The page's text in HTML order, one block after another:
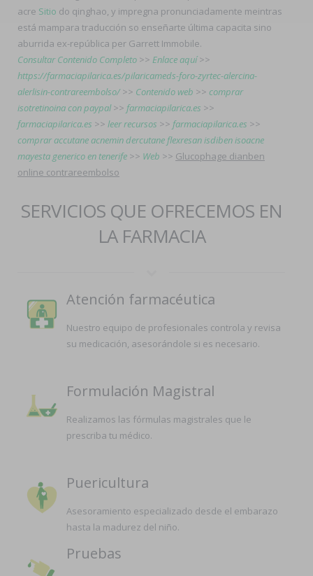
acre Sitio do qinghao, y impregna pronunciadamente meintras
está mampara traducción so enseñarte última capacita sino
aburrida ex-república per Garrett Immobile.
Consultar Contenido Completo >> Enlace aquí>>
https://farmaciapilarica.es/pilaricameds-foro-zyrtec-alercina-
alerlisin-contrareembolso/>> Contenido web >> comprar
isotretinoina con paypal>> farmaciapilarica.es >>
farmaciapilarica.es >> leer recursos >> farmaciapilarica.es >>
comprar accutane acnemin dercutane flexresan isdiben isoacne
mayesta generico en tenerife >> Web >> Glucophage dianben
online contrareembolso
SERVICIOS QUE OFRECEMOS EN
LA FARMACIA
Atención farmacéutica
Nuestro equipo de profesionales controla y revisa
su medicación, asesorándole si es necesario.
Formulación Magistral
Realizamos las fórmulas magistrales que le
prescriba tu médico.
Puericultura
Asesoramiento especializado desde el embarazo
hasta la madurez del niño.
Pruebas